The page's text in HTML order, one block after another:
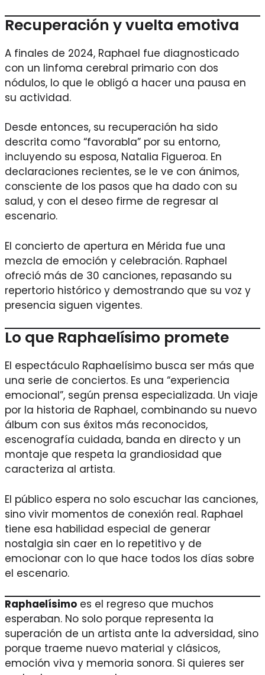
Recuperación y vuelta emotiva
A finales de 2024, Raphael fue diagnosticado
con un linfoma cerebral primario con dos
nódulos, lo que le obligó a hacer una pausa en
su actividad.
Desde entonces, su recuperación ha sido
descrita como “favorabla” por su entorno,
incluyendo su esposa, Natalia Figueroa. En
declaraciones recientes, se le ve con ánimos,
consciente de los pasos que ha dado con su
salud, y con el deseo firme de regresar al
escenario.
El concierto de apertura en Mérida fue una
mezcla de emoción y celebración. Raphael
ofreció más de 30 canciones, repasando su
repertorio histórico y demostrando que su voz y
presencia siguen vigentes.
Lo que Raphaelísimo promete
El espectáculo Raphaelísimo busca ser más que
una serie de conciertos. Es una “experiencia
emocional”, según prensa especializada. Un viaje
por la historia de Raphael, combinando su nuevo
álbum con sus éxitos más reconocidos,
escenografía cuidada, banda en directo y un
montaje que respeta la grandiosidad que
caracteriza al artista.
El público espera no solo escuchar las canciones,
sino vivir momentos de conexión real. Raphael
tiene esa habilidad especial de generar
nostalgia sin caer en lo repetitivo y de
emocionar con lo que hace todos los días sobre
el escenario.
Raphaelísimo es el regreso que muchos
esperaban. No solo porque representa la
superación de un artista ante la adversidad, sino
porque traeme nuevo material y clásicos,
emoción viva y memoria sonora. Si quieres ser